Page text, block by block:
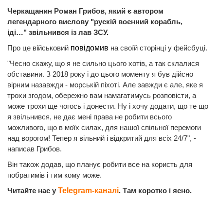
Черкащанин Роман Грибов, який є автором
легендарного вислову "рускій воєнний корабль,
іді…" звільнився із лав ЗСУ.
Про це військовий повідомив на своїй сторінці у фейсбуці.
"Чесно скажу, що я не сильно цього хотів, а так склалися
обставини. З 2018 року і до цього моменту я був дійсно
вірним назавжди - морській піхоті. Але завжди є але, яке я
трохи згодом, обережно вам намагатимусь розповісти, а
може трохи ще чогось і донести. Ну і хочу додати, що те що
я звільнився, не дає мені права не робити всього
можливого, що в моїх силах, для нашої спільної перемоги
над ворогом! Тепер я вільний і відкритий для всіх 24/7", -
написав Грибов.
Він також додав, що планує робити все на користь для
побратимів і тим кому може.
Читайте нас у Telegram-каналі. Там коротко і ясно.